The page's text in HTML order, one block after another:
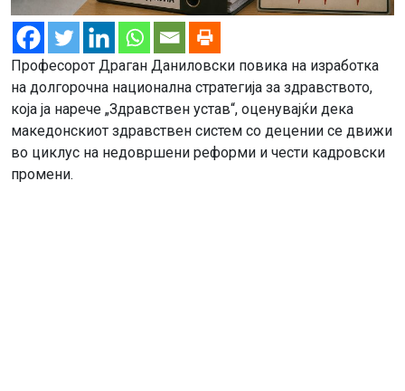
Професорот Драган Даниловски повика на изработка
на долгорочна национална стратегија за здравството,
која ја нарече „Здравствен устав“, оценувајќи дека
македонскиот здравствен систем со децении се движи
во циклус на недовршени реформи и чести кадровски
промени.